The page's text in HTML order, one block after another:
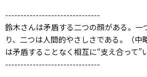
-------------------------------
鈴木さんは矛盾する二つの顔がある。一
り、二つは人間的やさしさである。（中
は矛盾することなく相互に“支え合って”
-------------------------------